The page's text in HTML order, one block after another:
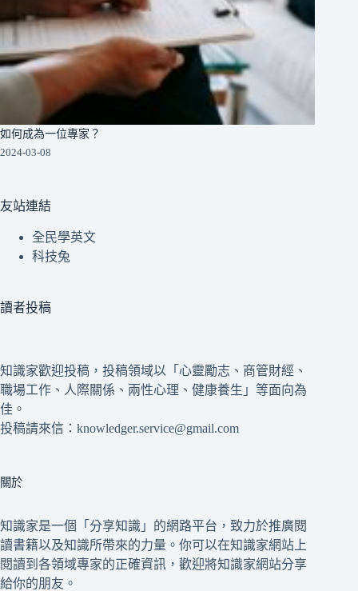
如何成為一位專家？
2024-03-08
友站連結
全民學英文
科技兔
讀者投稿
知識家歡迎投稿，投稿領域以「心靈勵志、商管財經、
職場工作、人際關係、兩性心理、健康養生」等面向為
佳。
投稿請來信：knowledger.service@gmail.com
關於
知識家是一個「分享知識」的網路平台，致力於推廣閱
讀書籍以及知識所帶來的力量。你可以在知識家網站上
閱讀到各領域專家的正確資訊，歡迎將知識家網站分享
給你的朋友。